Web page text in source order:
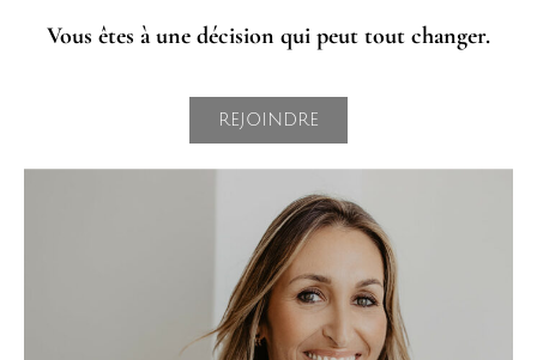
Vous êtes à une décision qui peut tout changer.
REJOINDRE